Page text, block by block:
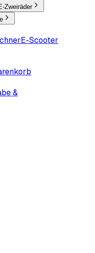
Zweiräder
E-Scooter
&